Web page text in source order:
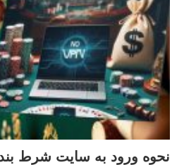
نحوه ورود به سایت شرط